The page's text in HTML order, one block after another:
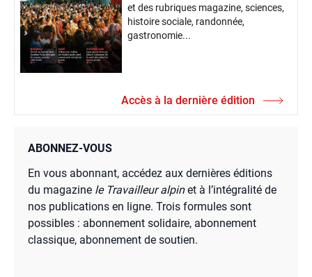
et des rubriques magazine, sciences,
histoire sociale, randonnée,
gastronomie...
Accès à la dernière édition
ABONNEZ-VOUS
En vous abonnant, accédez aux dernières éditions
du magazine le Travailleur alpinet à l’intégralité de
nos publications en ligne. Trois formules sont
possibles : abonnement solidaire, abonnement
classique, abonnement de soutien.